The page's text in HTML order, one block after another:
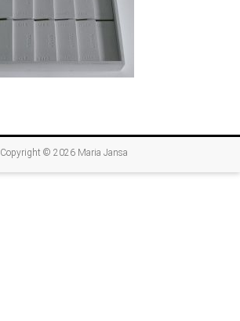
Copyright © 2026 Maria Jansa